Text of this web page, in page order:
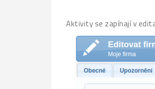
Aktivity se zapínají v